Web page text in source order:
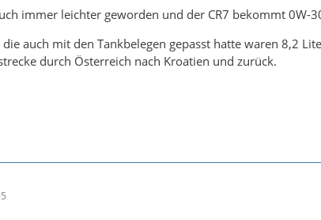
immer leichter geworden und der CR7 bekommt 0W-
die auch mit den Tankbelegen gepasst hatte waren 8,2
durch Österreich nach Kroatien und zurück.